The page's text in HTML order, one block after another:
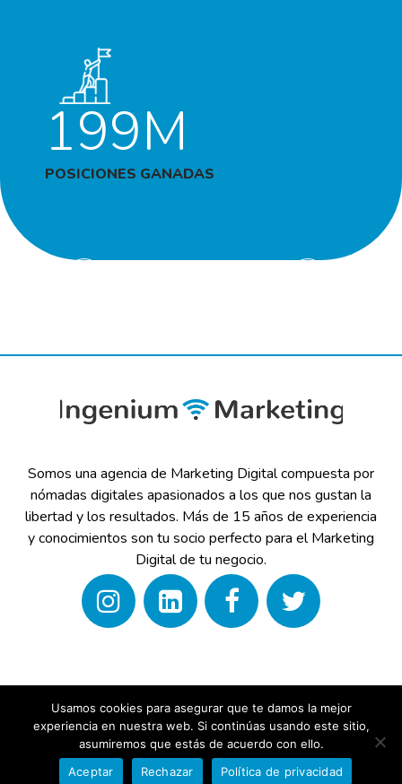
199M
POSICIONES GANADAS
Somos una agencia de Marketing Digital compuesta por
nómadas digitales apasionados a los que nos gustan la
libertad y los resultados. Más de 15 años de experiencia
y conocimientos son tu socio perfecto para el Marketing
Digital de tu negocio.
Copyright © 2026 Ingenium.Marketing
Diseño deAgencia Marketing Digital
Ingenium.Marketing
Usamos cookies para asegurar que te damos la mejor
experiencia en nuestra web. Si continúas usando este sitio,
asumiremos que estás de acuerdo con ello.
Aceptar
Rechazar Política de privacidad